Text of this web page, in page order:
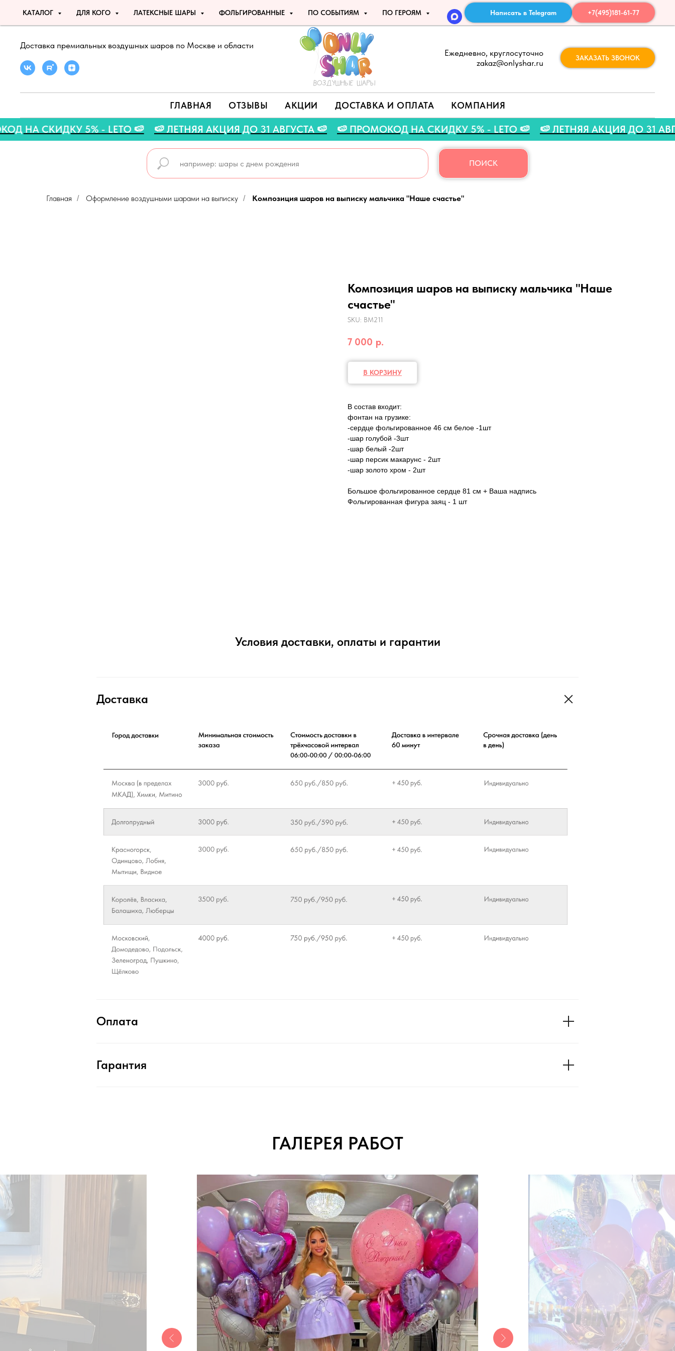
КАТАЛОГ ДЛЯ КОГО ЛАТЕКСНЫЕ ШАРЫ ФОЛЬГИРОВАННЫЕ ПО СОБЫТИЯМ ПО ГЕРОЯМ Написать в Telegram +7(495)181-61-77
Доставка премиальных воздушных шаров по Москве и области
Ежедневно, круглосуточно
zakaz@onlyshar.ru
ЗАКАЗАТЬ ЗВОНОК
ГЛАВНАЯ ОТЗЫВЫ АКЦИИ ДОСТАВКА И ОПЛАТА КОМПАНИЯ
НА СКИДКУ 5% - LETO 🍉 🍉 ЛЕТНЯЯ АКЦИЯ ДО 31 АВГУСТА 🍉 🍉 ПРОМОКОД НА СКИДКУ 5% - LETO 🍉 🍉 ЛЕТНЯЯ АКЦИЯ ДО
ПОИСК
Главная / Оформление воздушными шарами на выписку / Композиция шаров на выписку мальчика "Наше счастье"
Композиция шаров на выписку мальчика "Наше
счастье"
SKU: ВМ211
7 000 р.
В КОРЗИНУ
В состав входит:
фонтан на грузике:
-сердце фольгированное 46 см белое -1шт
-шар голубой -3шт
-шар белый -2шт
-шар персик макарунс - 2шт
-шар золото хром - 2шт
Большое фольгированное сердце 81 см + Ваша надпись
Фольгированная фигура заяц - 1 шт
Условия доставки, оплаты и гарантии
Доставка
Оплата
Гарантия
ГАЛЕРЕЯ РАБОТ